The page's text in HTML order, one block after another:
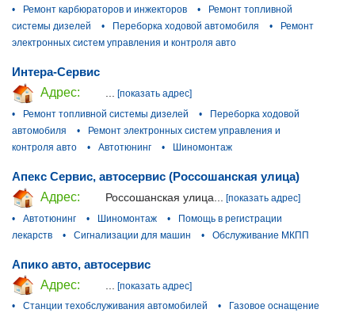
•
Ремонт карбюраторов и инжекторов •
Ремонт топливной
системы дизелей
• Переборка ходовой автомобиля •
Ремонт
электронных систем управления и контроля авто
Интера-Сервис
Адрес:
[показать адрес]
•
Ремонт топливной системы дизелей •
Переборка ходовой
автомобиля
•
Ремонт электронных систем управления и
контроля авто
• Автотюнинг • Шиномонтаж
Апекс Сервис, автосервис (Россошанская улица)
Адрес:
Россошанская улица...
[показать адрес]
•
Автотюнинг • Шиномонтаж •
Помощь в регистрации
лекарств
• Сигнализации для машин • Обслуживание МКПП
Апико авто, автосервис
Адрес:
[показать адрес]
•
Станции техобслуживания автомобилей •
Газовое оснащение